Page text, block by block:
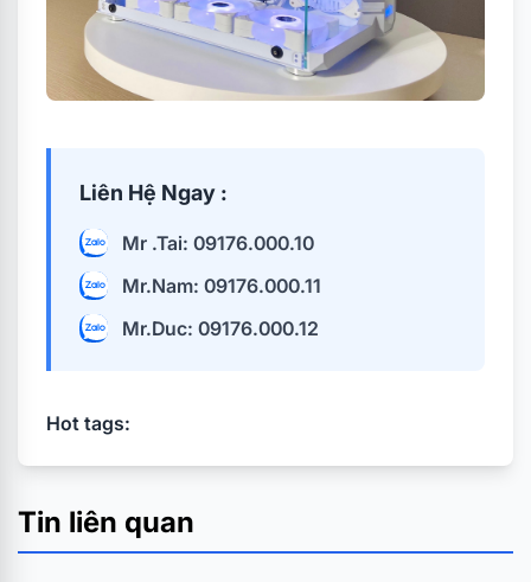
Tin liên quan
Liên Hệ Ngay :
Mr .Tai: 09176.000.10
Mr.Nam: 09176.000.11
Mr.Duc: 09176.000.12
Hot tags: